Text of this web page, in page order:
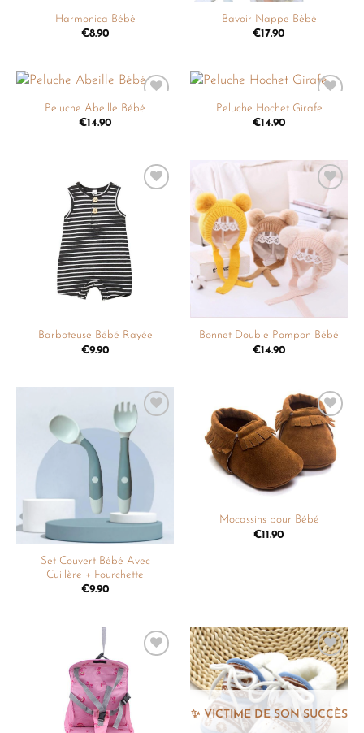
Harmonica Bébé
€8.90
Bavoir Nappe Bébé
€17.90
Ajouter
Peluche Abeille Bébé
€14.90
Ajouter
Peluche Hochet Girafe
€14.90
Barboteuse Bébé Rayée
€9.90
Ajouter
à la
liste de
souhaits
Bonnet Double Pompon Bébé
€14.90
Ajouter
liste de
souhaits
Set Couvert Bébé Avec
Cuillère + Fourchette
€9.90
Ajouter
à la
liste de
souhaits
Mocassins pour Bébé
€11.90
Ajouter
à la
liste de
souhaits